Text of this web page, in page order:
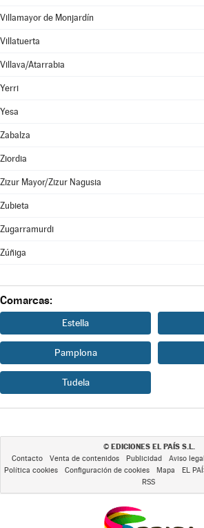
Villamayor de Monjardín
Villatuerta
Villava/Atarrabia
Yerri
Yesa
Zabalza
Ziordia
Zizur Mayor/Zizur Nagusia
Zubieta
Zugarramurdi
Zúñiga
Comarcas:
Estella
Pamplona
Tudela
© EDICIONES EL PAÍS S.L.
Contacto Venta de contenidos Publicidad Aviso legal
Política cookies
Configuración de cookies Mapa EL
RSS